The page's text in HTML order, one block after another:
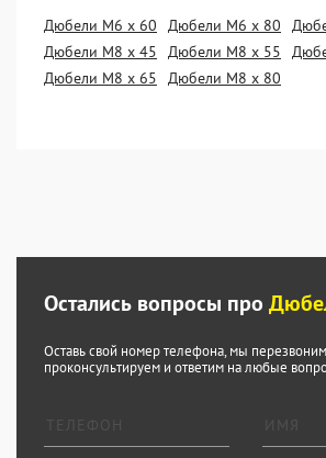
Дюбели М6 х 60 Дюбели М6 х 80
Дюбели М8 х 45
Дюбели М8 х 55
Дюбели М8 х 65
Дюбели М8 х 80
Остались вопросы про
Оставь свой номер телефона, мы
проконсультируем и ответим на любые